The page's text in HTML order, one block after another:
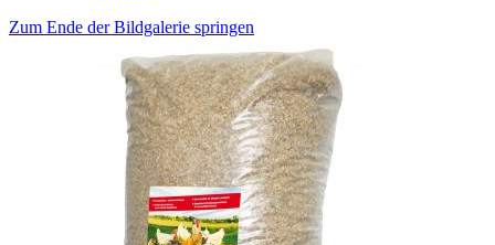
Zum Ende der Bildgalerie springen